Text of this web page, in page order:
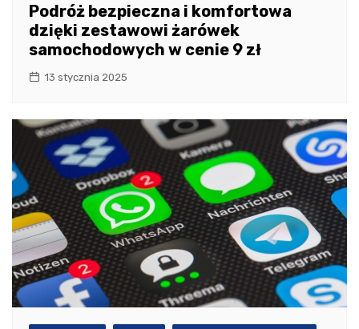
Podróż bezpieczna i komfortowa
dzięki zestawowi żarówek
samochodowych w cenie 9 zł
13 stycznia 2025